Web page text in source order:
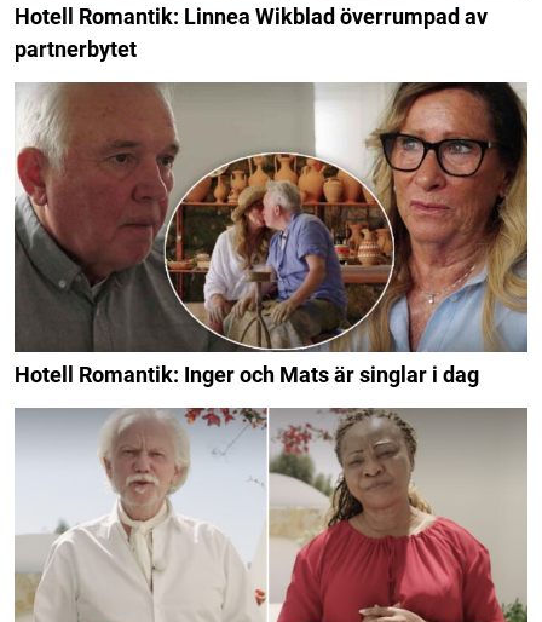
Hotell Romantik: Linnea Wikblad överrumpad av
partnerbytet
Hotell Romantik: Inger och Mats är singlar i dag